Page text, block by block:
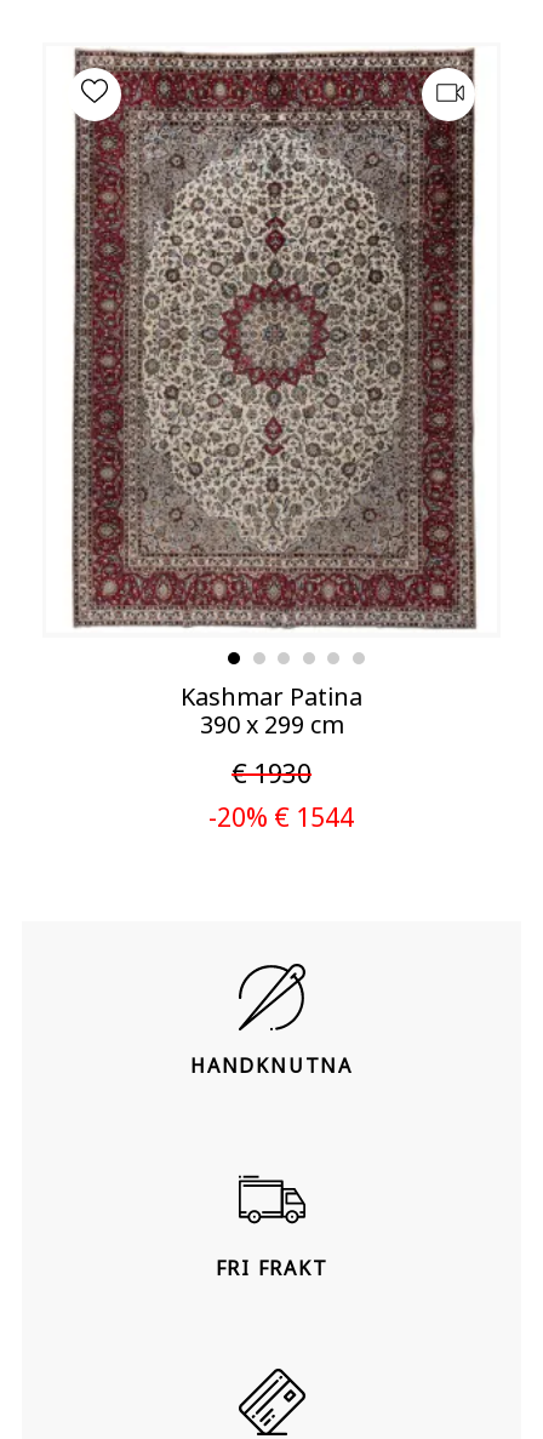
Kashmar Patina
390 x 299 cm
€ 1930
-20% € 1544
HANDKNUTNA
FRI FRAKT